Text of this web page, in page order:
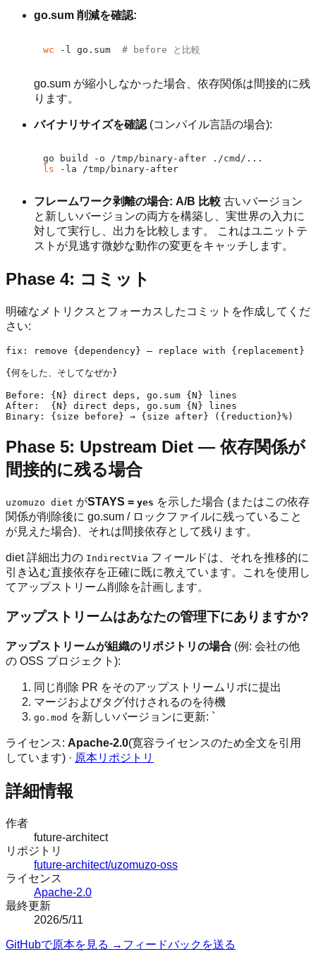
go.sum 削減を確認:
wc -l go.sum # before と比較
go.sum が縮小しなかった場合、依存関係は間接的に残
ります。
バイナリサイズを確認 (コンパイル言語の場合):
ls
フレームワーク剥離の場合: A/B 比較 古いバージョン
と新しいバージョンの両方を構築し、実世界の入力に
対して実行し、出力を比較します。 これはユニットテ
ストが見逃す微妙な動作の変更をキャッチします。
Phase 4: コミット
明確なメトリクスとフォーカスしたコミットを作成してくだ
さい:
fix: remove {dependency} — replace with {replacement}
{何をした、そしてなぜか}
Before: {N} direct deps, go.sum {N} lines
After:  {N} direct deps, go.sum {N} lines
Phase 5: Upstream Diet — 依存関係が
間接的に残る場合
uzomuzo diet がSTAYS = yes を示した場合 (またはこの依存
関係が削除後に go.sum / ロックファイルに残っていること
が見えた場合)、それは間接依存として残ります。
diet 詳細出力の IndirectVia フィールドは、それを推移的に
引き込む直接依存を正確に既に教えています。これを使用し
てアップストリーム削除を計画します。
アップストリームはあなたの管理下にありますか?
アップストリームが組織のリポジトリの場合 (例: 会社の他
の OSS プロジェクト):
同じ削除 PR をそのアップストリームリポに提出
マージおよびタグ付けされるのを待機
go.mod を新しいバージョンに更新: `
ライセンス: Apache-2.0(寛容ライセンスのため全文を引用
しています) · 原本リポジトリ
詳細情報
作者
future-architect
リポジトリ
future-architect/uzomuzo-oss
ライセンス
Apache-2.0
最終更新
2026/5/11
GitHubで原本を見る → フィードバックを送る